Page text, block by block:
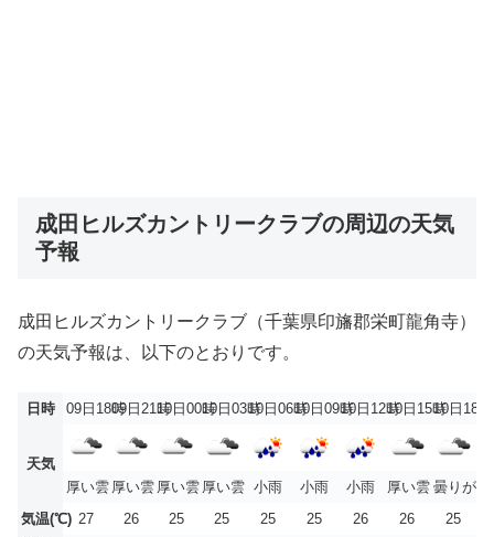
成田ヒルズカントリークラブの周辺の天気
予報
成田ヒルズカントリークラブ（千葉県印旛郡栄町龍角寺）
の天気予報は、以下のとおりです。
日時 09日18時09日21時10日00時10日03時10日06時10日09時10日12時10日15時10日18時
天気
厚い雲 厚い雲 厚い雲 厚い雲 小雨 小雨 小雨 厚い雲 曇りがち
気温(℃) 27 26 25 25 25 25 26 26
25